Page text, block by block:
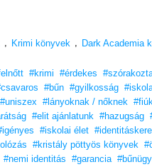
sztárságra tör, a színjáték
a valóságba, és egyiküket holtan
rendőrséget és magukat, hogy
mélysége van, intelligens, és a
próbálsz rájönni, mi következik
a legjobb drámák esetében.”
– theglossbookclub.com
ragadóan szerelmes
okos.” – New York Times
, Krimi könyvek , Dark Academia
#krimi #érdekes
#bűn #gyilkosság
#uniszex #lányoknak / nőknek
#elit ajánlatunk #hazugság
#iskolai élet
#kristály pöttyös könyvek
#nemi identitás #garancia